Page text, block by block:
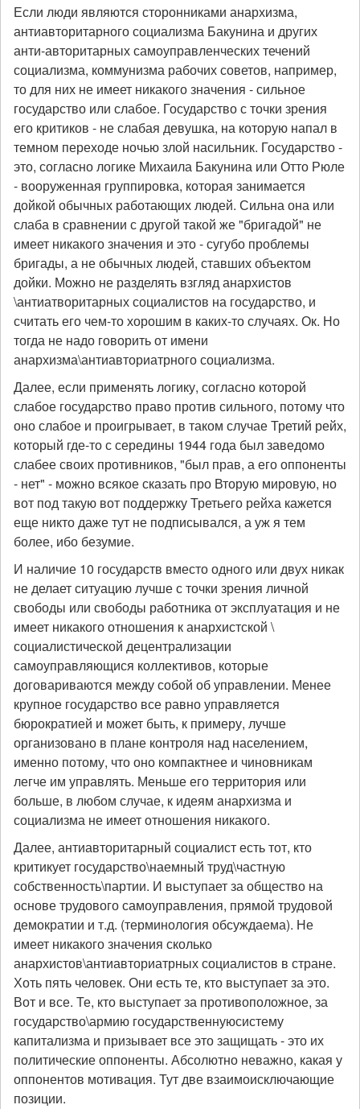
Если люди являются сторонниками анархизма,
антиавторитарного социализма Бакунина и других
анти-авторитарных самоуправленческих течений
социализма, коммунизма рабочих советов, например,
то для них не имеет никакого значения - сильное
государство или слабое. Государство с точки зрения
его критиков - не слабая девушка, на которую напал в
темном переходе ночью злой насильник. Государство -
это, согласно логике Михаила Бакунина или Отто Рюле
- вооруженная группировка, которая занимается
дойкой обычных работающих людей. Сильна она или
слаба в сравнении с другой такой же "бригадой" не
имеет никакого значения и это - сугубо проблемы
бригады, а не обычных людей, ставших объектом
дойки. Можно не разделять взгляд анархистов
\антиатворитарных социалистов на государство, и
считать его чем-то хорошим в каких-то случаях. Ок. Но
тогда не надо говорить от имени
анархизма\антиавториатрного социализма.
Далее, если применять логику, согласно которой
слабое государство право против сильного, потому что
оно слабое и проигрывает, в таком случае Третий рейх,
который где-то с середины 1944 года был заведомо
слабее своих противников, "был прав, а его оппоненты
- нет" - можно всякое сказать про Вторую мировую, но
вот под такую вот поддержку Третьего рейха кажется
еще никто даже тут не подписывался, а уж я тем
более, ибо безумие.
И наличие 10 государств вместо одного или двух никак
не делает ситуацию лучше с точки зрения личной
свободы или свободы работника от эксплуатация и не
имеет никакого отношения к анархистской \
социалистической децентрализации
самоуправляющися коллективов, которые
договариваются между собой об управлении. Менее
крупное государство все равно управляется
бюрократией и может быть, к примеру, лучше
организовано в плане контроля над населением,
именно потому, что оно компактнее и чиновникам
легче им управлять. Меньше его территория или
больше, в любом случае, к идеям анархизма и
социализма не имеет отношения никакого.
Далее, антиавторитарный социалист есть тот, кто
критикует государство\наемный труд\частную
собственность\партии. И выступает за общество на
основе трудового самоуправления, прямой трудовой
демократии и т.д. (терминология обсуждаема). Не
имеет никакого значения сколько
анархистов\антиавториатрных социалистов в стране.
Хоть пять человек. Они есть те, кто выступает за это.
Вот и все. Те, кто выступает за противоположное, за
государство\армию государственнуюсистему
капитализма и призывает все это защищать - это их
политические оппоненты. Абсолютно неважно, какая у
оппонентов мотивация. Тут две взаимоисключающие
позиции.